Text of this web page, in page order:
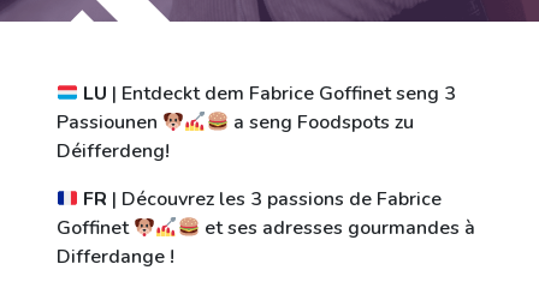
LU | Entdeckt dem Fabrice Goffinet seng 3
Passiounen
a seng Foodspots zu
Déifferdeng!
FR | Découvrez les 3 passions de Fabrice
Goffinet
et ses adresses gourmandes à
Differdange !